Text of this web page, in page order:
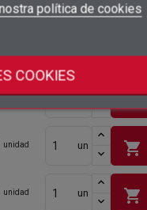
add_circle_outline
de desitjos
política de cookies
COOKIES
Quantitat mínima500
unidad un shopping_cart
unidad un shopping_cart
unidad un shopping_cart